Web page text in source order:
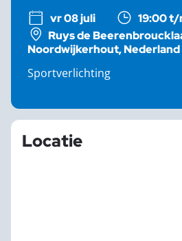
vr 08 juli
19:00 t/
Ruys de
Noordwijkerhout, Nederland
Sportverlichting
Locatie